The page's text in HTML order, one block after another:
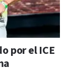
por el ICE